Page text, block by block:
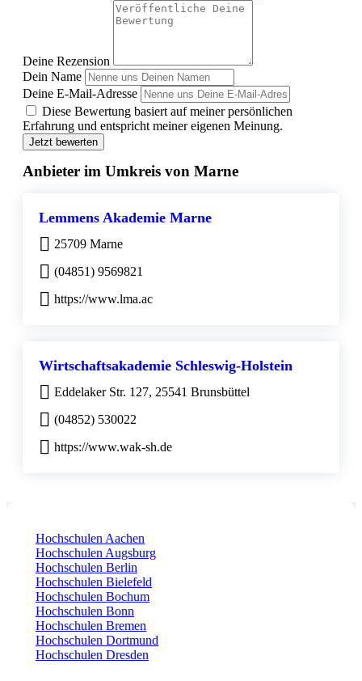
Deine Rezension
Dein Name
Deine E-Mail-Adresse
Diese Bewertung basiert auf meiner persönlichen
Erfahrung und entspricht meiner eigenen Meinung.
Jetzt bewerten
Anbieter im Umkreis von Marne
Lemmens Akademie Marne
25709 Marne
(04851) 9569821
https://www.lma.ac
Wirtschaftsakademie Schleswig-Holstein
Eddelaker Str. 127, 25541 Brunsbüttel
(04852) 530022
https://www.wak-sh.de
Hochschulen Aachen
Hochschulen Augsburg
Hochschulen Berlin
Hochschulen Bielefeld
Hochschulen Bochum
Hochschulen Bonn
Hochschulen Bremen
Hochschulen Dortmund
Hochschulen Dresden